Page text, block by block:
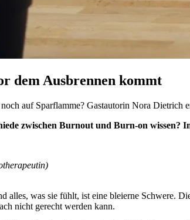
dem Ausbrennen kommt
auf Sparflamme? Gastautorin Nora
zwischen Burnout und Burn-on wissen?
alles, was sie fühlt, ist eine bleierne Schwere.
nicht gerecht werden kann.